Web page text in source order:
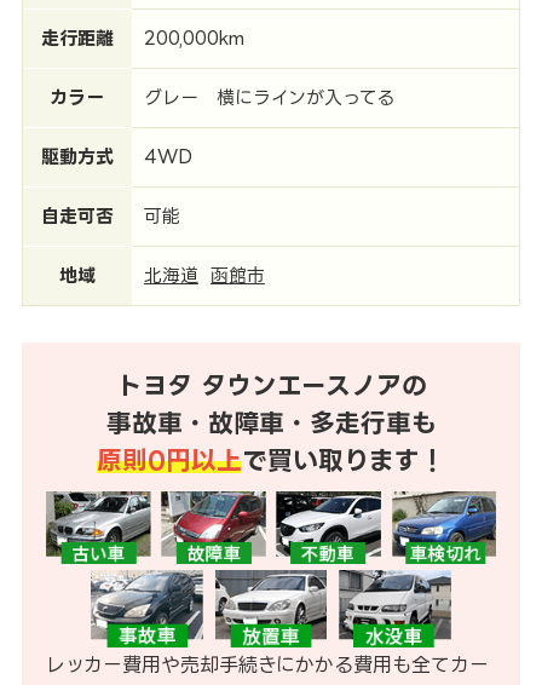
走行距離 200,000km
カラー グレー 横にラインが入ってる
駆動方式 4WD
自走可否 可能
地域 北海道 函館市
トヨタ タウンエースノアの
事故車・故障車・多走行車も
原則0円以上で買い取ります！
レッカー費用や売却手続きにかかる費用も全てカー